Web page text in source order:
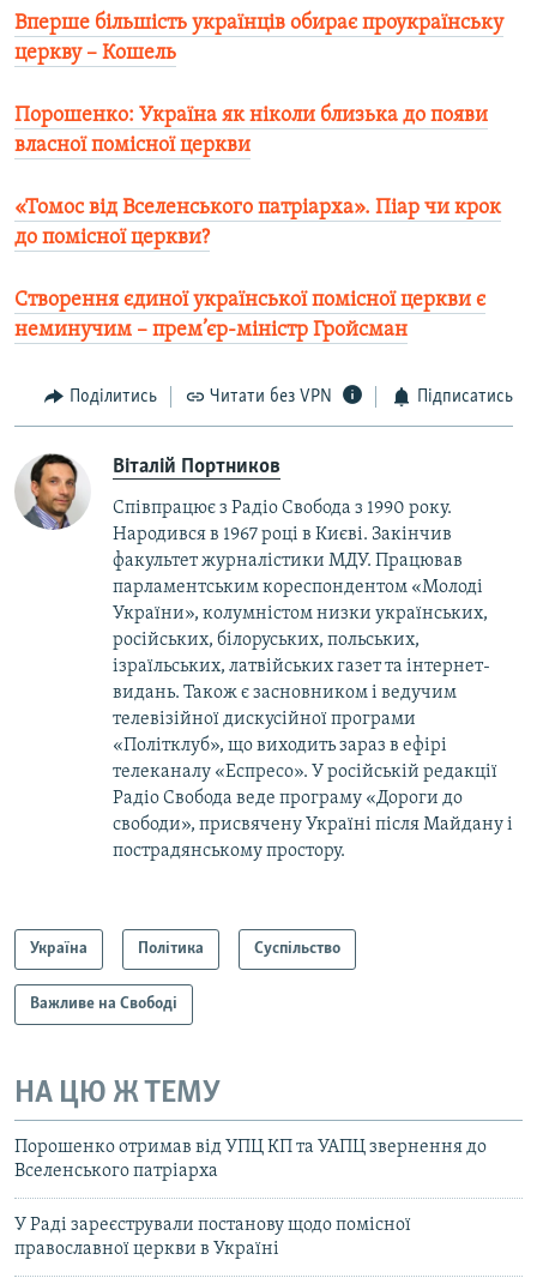
Вперше більшість українців обирає проукраїнську
церкву – Кошель​
Порошенко: Україна як ніколи близька до появи
власної помісної церкви​
«Томос від Вселенського патріарха». Піар чи крок
до помісної церкви?​
Створення єдиної української помісної церкви є
неминучим – прем’єр-міністр Гройсман
Поділитись Читати без VPN Підписатись
Віталій Портников
Співпрацює з Радіо Свобода з 1990 року.
Народився в 1967 році в Києві. Закінчив
факультет журналістики МДУ. Працював
парламентським кореспондентом «Молоді
України», колумністом низки українських,
російських, білоруських, польських,
ізраїльських, латвійських газет та інтернет-
видань. Також є засновником і ведучим
телевізійної дискусійної програми
«Політклуб», що виходить зараз в ефірі
телеканалу «Еспресо». У російській редакції
Радіо Свобода веде програму «Дороги до
свободи», присвячену Україні після Майдану і
пострадянському простору.
Україна Політика Суспільство
Важливе на Свободі
НА ЦЮ Ж ТЕМУ
Порошенко отримав від УПЦ КП та УАПЦ звернення до
Вселенського патріарха
У Раді зареєстрували постанову щодо помісної
православної церкви в Україні